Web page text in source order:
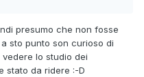
presumo che non fosse
sto punto son curioso di
lo studio dei
stato da ridere :-D